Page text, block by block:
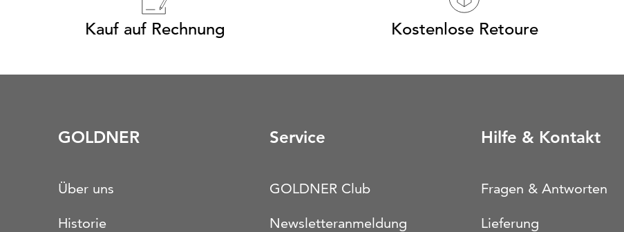
Kauf auf Rechnung Kostenlose Retoure
GOLDNER
Über uns
Historie
Service
GOLDNER Club
Newsletteranmeldung
Hilfe & Kontakt
Fragen & Antworten
Lieferung